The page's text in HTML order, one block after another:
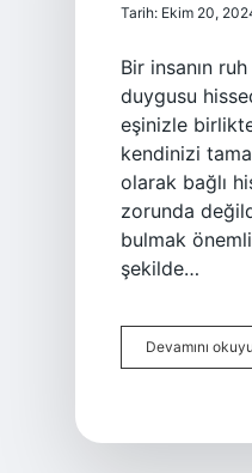
Tarih: Ekim 20,
Bir insanın
duygusu
eşinizle
kendinizi
olarak bağlı
zorunda
bulmak
şekilde…
Devamını